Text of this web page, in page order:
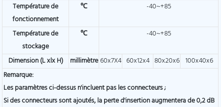
Température de
fonctionnement
℃ -40~+85
Température de
stockage
℃ -40~+85
Dimension (L xlx H) millimètre60x7X4 60x12x4 80x20x6 100x40x6
Remarque:
Les paramètres ci-dessus n'incluent pas les connecteurs ;
Si des connecteurs sont ajoutés, la perte d'insertion augmentera de 0,2 dB